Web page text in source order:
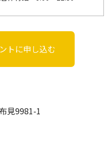
トに申し込む
見9981-1